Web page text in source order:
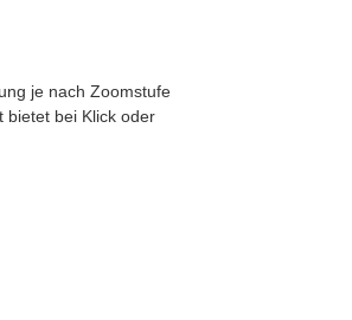
je nach Zoomstufe
bietet bei Klick oder